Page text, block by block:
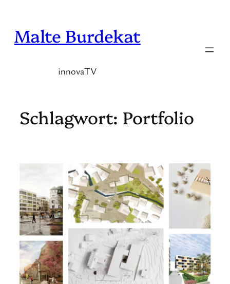
springen
Malte Burdekat
innovaTV
Schlagwort: Portfolio